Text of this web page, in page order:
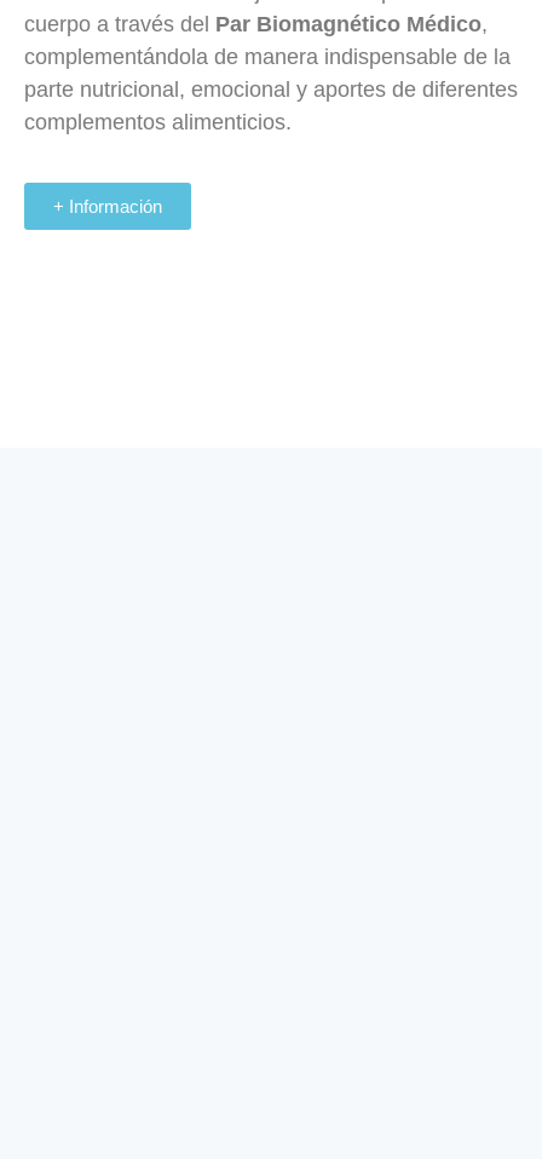
cuerpo a través del Par Biomagnético Médico,
complementándola de manera indispensable de la
parte nutricional, emocional y aportes de diferentes
complementos alimenticios.
+ Información